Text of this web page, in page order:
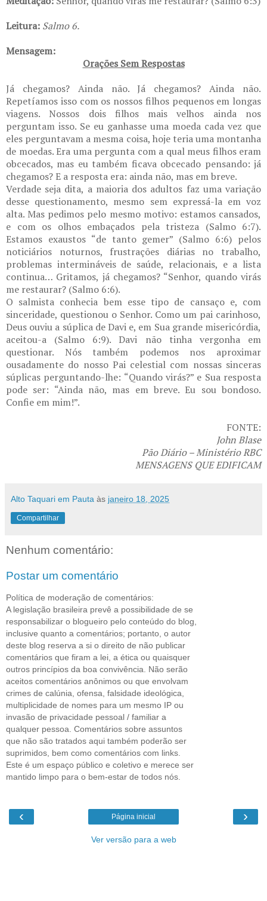
Leitura: Salmo 6.
Mensagem:
Orações Sem Respostas
Já chegamos? Ainda não. Já chegamos? Ainda não.
Repetíamos isso com os nossos filhos pequenos em longas
viagens. Nossos dois filhos mais velhos ainda nos
perguntam isso. Se eu ganhasse uma moeda cada vez que
eles perguntavam a mesma coisa, hoje teria uma montanha
de moedas. Era uma pergunta com a qual meus filhos eram
obcecados, mas eu também ficava obcecado pensando: já
chegamos? E a resposta era: ainda não, mas em breve.
Verdade seja dita, a maioria dos adultos faz uma variação
desse questionamento, mesmo sem expressá-la em voz
alta. Mas pedimos pelo mesmo motivo: estamos cansados,
e com os olhos embaçados pela tristeza (Salmo 6:7).
Estamos exaustos “de tanto gemer” (Salmo 6:6) pelos
noticiários noturnos, frustrações diárias no trabalho,
problemas intermináveis de saúde, relacionais, e a lista
continua… Gritamos, já chegamos? “Senhor, quando virás
me restaurar? (Salmo 6:6).
O salmista conhecia bem esse tipo de cansaço e, com
sinceridade, questionou o Senhor. Como um pai carinhoso,
Deus ouviu a súplica de Davi e, em Sua grande misericórdia,
aceitou-a (Salmo 6:9). Davi não tinha vergonha em
questionar. Nós também podemos nos aproximar
ousadamente do nosso Pai celestial com nossas sinceras
súplicas perguntando-lhe: “Quando virás?” e Sua resposta
pode ser: “Ainda não, mas em breve. Eu sou bondoso.
Confie em mim!”.
FONTE:
John Blase
Pão Diário – Ministério RBC
MENSAGENS QUE EDIFICAM
Alto Taquari em Pauta às janeiro 18, 2025
Compartilhar
Nenhum comentário:
Postar um comentário
Política de moderação de comentários:
A legislação brasileira prevê a possibilidade de se
responsabilizar o blogueiro pelo conteúdo do blog,
inclusive quanto a comentários; portanto, o autor
deste blog reserva a si o direito de não publicar
comentários que firam a lei, a ética ou quaisquer
outros princípios da boa convivência. Não serão
aceitos comentários anônimos ou que envolvam
crimes de calúnia, ofensa, falsidade ideológica,
multiplicidade de nomes para um mesmo IP ou
invasão de privacidade pessoal / familiar a
qualquer pessoa. Comentários sobre assuntos
que não são tratados aqui também poderão ser
suprimidos, bem como comentários com links.
Este é um espaço público e coletivo e merece ser
mantido limpo para o bem-estar de todos nós.
‹ ›
Página inicial
Ver versão para a web